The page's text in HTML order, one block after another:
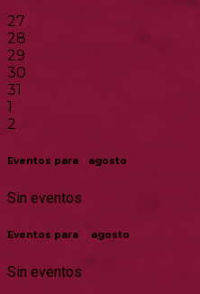
27
28
29
30
31
1
2
Eventos para agosto
Sin eventos
Eventos para agosto
Sin eventos